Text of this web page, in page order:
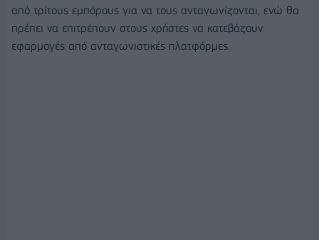
από τρίτους εμπόρους για να τους ανταγωνίζονται, ενώ θα
πρέπει να επιτρέπουν στους χρήστες να κατεβάζουν
εφαρμογές από ανταγωνιστικές πλατφόρμες.